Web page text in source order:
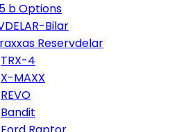
b Options
Bilar
Reservdelar
TRX-4
X-MAXX
REVO
Bandit